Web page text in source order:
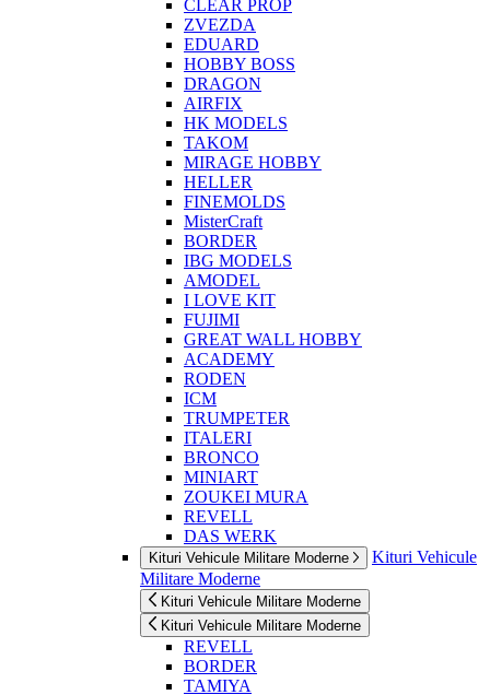
CLEAR PROP
ZVEZDA
EDUARD
HOBBY BOSS
DRAGON
AIRFIX
HK MODELS
TAKOM
MIRAGE HOBBY
HELLER
FINEMOLDS
MisterCraft
BORDER
IBG MODELS
AMODEL
I LOVE KIT
FUJIMI
GREAT WALL HOBBY
ACADEMY
RODEN
ICM
TRUMPETER
ITALERI
BRONCO
MINIART
ZOUKEI MURA
REVELL
DAS WERK
Kituri Vehicule Militare Moderne
Kituri Vehicule
Militare Moderne
Kituri Vehicule Militare Moderne
Kituri Vehicule Militare Moderne
REVELL
BORDER
TAMIYA